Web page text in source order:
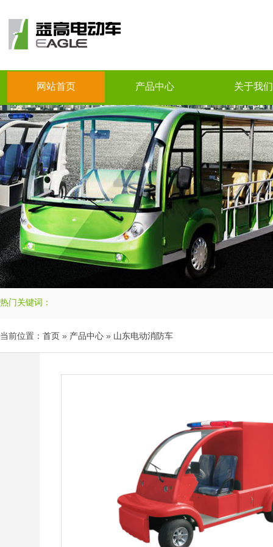
网站首页 产品中心 关于我们
热门关键词：
当前位置： 首页 » 产品中心 » 山东电动消防车